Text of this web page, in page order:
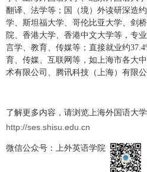
翻译、法学等；国（境）外读研深造约
学、斯坦福大学、哥伦比亚大学、剑
院、香港大学、香港中文大学等，专
言学、教育、传媒等；直接就业约
育、传媒、互联网等，如上海市各大
术有限公司、腾讯科技（上海）有限
了解更多内容，请浏览上海外国语大
http://ses.shisu.edu.cn
微信公众号：上外英语学院